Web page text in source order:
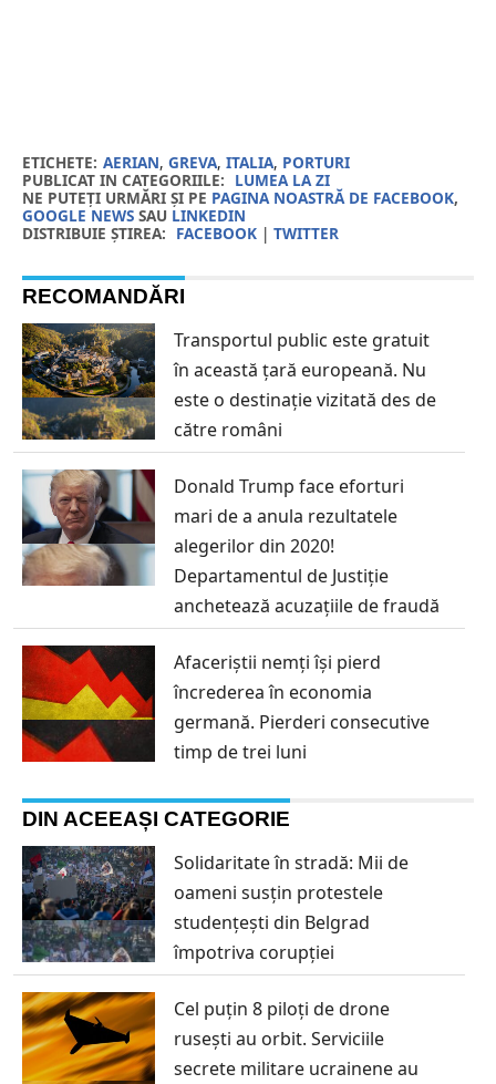
ETICHETE: AERIAN, GREVA, ITALIA, PORTURI
PUBLICAT IN CATEGORIILE: LUMEA LA ZI
NE PUTEȚI URMĂRI ȘI PE PAGINA NOASTRĂ DE FACEBOOK,
GOOGLE NEWSSAU LINKEDIN
DISTRIBUIE ȘTIREA: FACEBOOK| TWITTER
RECOMANDĂRI
Transportul public este gratuit
în această țară europeană. Nu
este o destinație vizitată des de
către români
Donald Trump face eforturi
mari de a anula rezultatele
alegerilor din 2020!
Departamentul de Justiție
anchetează acuzațiile de fraudă
Afaceriștii nemți își pierd
încrederea în economia
germană. Pierderi consecutive
timp de trei luni
DIN ACEEAȘI CATEGORIE
Solidaritate în stradă: Mii de
oameni susțin protestele
studențești din Belgrad
împotriva corupției
Cel puțin 8 piloți de drone
rusești au orbit. Serviciile
secrete militare ucrainene au